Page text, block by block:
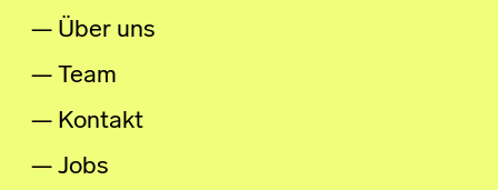
Über uns
Team
Kontakt
Jobs